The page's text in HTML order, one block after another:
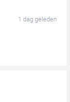
1 dag geleden